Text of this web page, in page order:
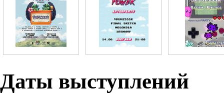
Даты выступлений